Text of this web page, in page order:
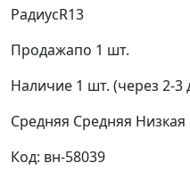
РадиусR13
Продажапо 1 шт.
Наличие 1 шт. (через 2-3
Средняя Средняя Низкая
Код: вн-58039